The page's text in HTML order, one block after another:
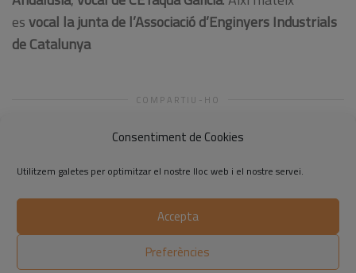
Consentiment de Cookies
Utilitzem galetes per optimitzar el nostre lloc web i el nostre servei.
Accepta
Preferències
esvocal la junta de l’Associació d’Enginyers Industrials
de Catalunya
COMPARTIU-HO
©2014-2026 Respon.cat